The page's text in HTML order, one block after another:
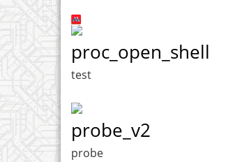
proc_open_shell
test
probe_v2
probe